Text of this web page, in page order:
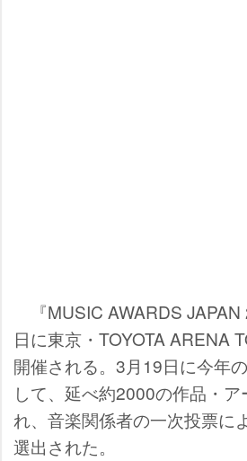
『MUSIC AWARDS
日に東京・TOYOTA ARENA
開催される。3月19日に今年
して、延べ約2000の作品・
れ、音楽関係者の一次投票に
選出された。